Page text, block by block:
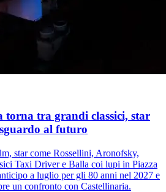
torna tra grandi classici, star
al futuro
star come Rossellini, Aronofsky,
Taxi Driver e Balla coi lupi in Piazza
a luglio per gli 80 anni nel 2027 e
un confronto con Castellinaria.